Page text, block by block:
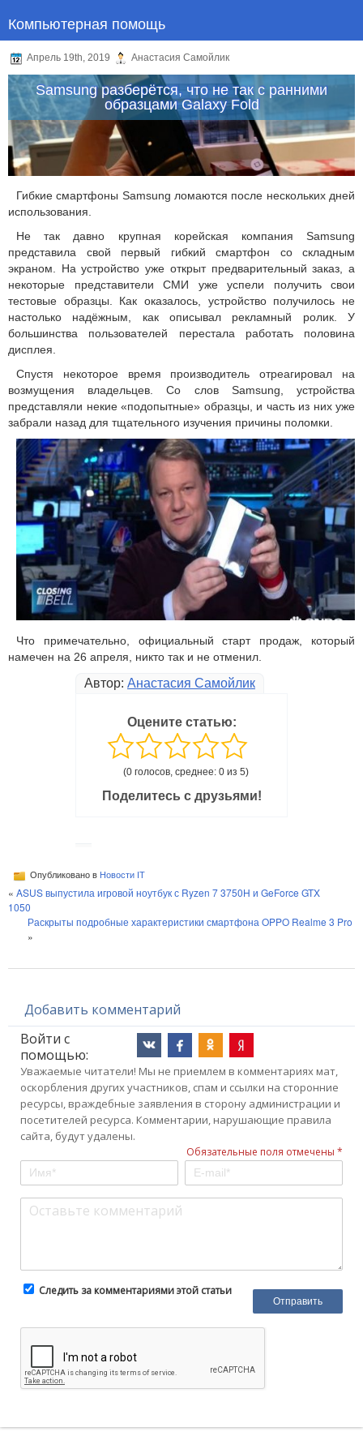
Компьютерная помощь
Апрель 19th, 2019 Анастасия Самойлик
Samsung разберётся, что не так с ранними
образцами Galaxy Fold
Гибкие смартфоны Samsung ломаются после нескольких дней
использования.
Не так давно крупная корейская компания Samsung
представила свой первый гибкий смартфон со складным
экраном. На устройство уже открыт предварительный заказ, а
некоторые представители СМИ уже успели получить свои
тестовые образцы. Как оказалось, устройство получилось не
настолько надёжным, как описывал рекламный ролик. У
большинства пользователей перестала работать половина
дисплея.
Спустя некоторое время производитель отреагировал на
возмущения владельцев. Со слов Samsung, устройства
представляли некие «подопытные» образцы, и часть из них уже
забрали назад для тщательного изучения причины поломки.
Что примечательно, официальный старт продаж, который
намечен на 26 апреля, никто так и не отменил.
Автор: Анастасия Самойлик
Оцените статью:
(0 голосов, среднее: 0 из 5)
Поделитесь с друзьями!
Опубликовано в Новости IT
« ASUS выпустила игровой ноутбук с Ryzen 7 3750H и GeForce GTX
1050
Раскрыты подробные характеристики смартфона OPPO Realme 3 Pro
»
Добавить комментарий
Войти с
помощью:
Уважаемые читатели! Мы не приемлем в комментариях мат,
оскорбления других участников, спам и ссылки на сторонние
ресурсы, враждебные заявления в сторону администрации и
посетителей ресурса. Комментарии, нарушающие правила
сайта, будут удалены.
Обязательные поля отмечены *
Следить за комментариями этой статьи